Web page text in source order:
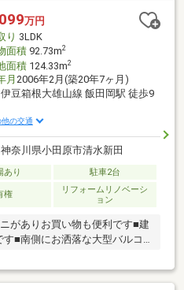
万円
り 3LDK
面積92.73m2
面積124.33m2
月 2006年2月(築20年7ヶ月)
伊豆箱根大雄山線 飯田岡駅 徒歩9
他の交通
神奈川県小田原市清水新田
あり 駐車2台
権
リフォームリノベーシ
ョン
がありお買い物も便利です■建
■南側にお洒落な大型バルコ